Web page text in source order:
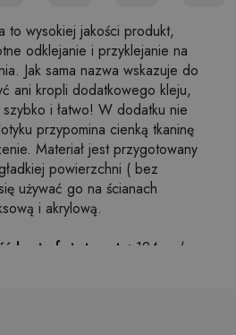
to wysokiej jakości produkt,
odklejanie i przyklejanie na
Jak sama nazwa wskazuje do
ani kropli dodatkowego kleju,
i łatwo! W dodatku nie
przypomina cienką tkaninę
Materiał jest przygotowany
powierzchni ( bez
używać go na ścianach
i akrylową.
brytu fototapety: 124cm (w